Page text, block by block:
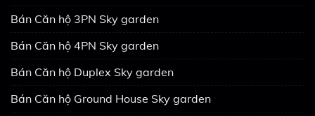
Bán Căn hộ 3PN Sky garden
Bán Căn hộ 4PN Sky garden
Bán Căn hộ Duplex Sky garden
Bán Căn hộ Ground House Sky garden